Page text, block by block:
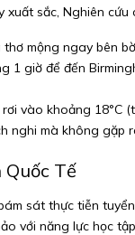
sắc, Nghiên
mộng ngay bên
1 giờ để đến
vào khoảng 18°C
nghi mà không gặp
Tế
sát thực tiễn
với năng lực học